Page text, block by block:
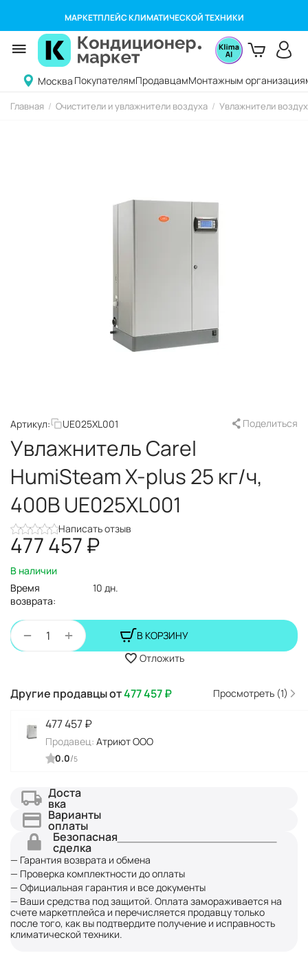
МАРКЕТПЛЕЙС КЛИМАТИЧЕСКОЙ ТЕХНИКИ
Москва ПокупателямПродавцамМонтажным
Главная / Очистители и увлажнители воздуха / Увлажнители
Артикул: UE025XL001 Поделиться
Увлажнитель Carel
HumiSteam X-plus 25 кг/ч,
400В UE025XL001
Написать отзыв
477 457₽
В наличии
Время
возврата:
10 дн.
+
−
В КОРЗИНУ
Отложить
Другие продавцы от477 457₽ Просмотреть (1)
477 457₽
Продавец: Атриют ООО
0.0/5
Доста
вка
Варианты
оплаты
Безопасная
сделка
— Гарантия возврата и обмена
— Проверка комплектности до оплаты
— Официальная гарантия и все документы
— Ваши средства под защитой. Оплата замораживается на
счете маркетплейса и перечисляется продавцу только
после того, как вы подтвердите получение и исправность
климатической техники.